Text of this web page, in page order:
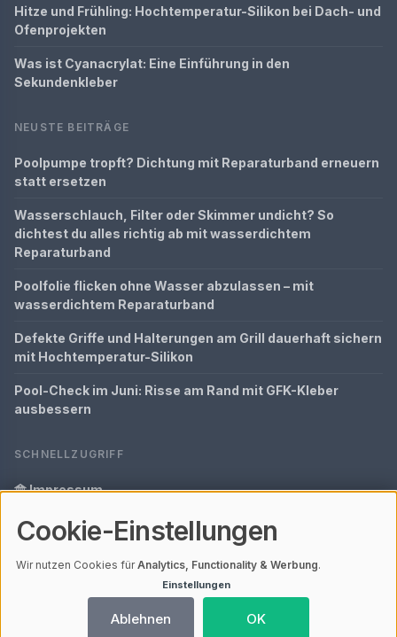
Hitze und Frühling: Hochtemperatur-Silikon bei Dach- und
Ofenprojekten
Was ist Cyanacrylat: Eine Einführung in den
Sekundenkleber
NEUSTE BEITRÄGE
Poolpumpe tropft? Dichtung mit Reparaturband erneuern
statt ersetzen
Wasserschlauch, Filter oder Skimmer undicht? So
dichtest du alles richtig ab mit wasserdichtem
Reparaturband
Poolfolie flicken ohne Wasser abzulassen – mit
wasserdichtem Reparaturband
Defekte Griffe und Halterungen am Grill dauerhaft sichern
mit Hochtemperatur-Silikon
Pool-Check im Juni: Risse am Rand mit GFK-Kleber
ausbessern
SCHNELLZUGRIFF
Impressum
Datenschutz
Ihre Datenschutzeinstellungen
Cookie-Einstellungen
Wir nutzen Cookies fürAnalytics, Functionality & Werbung.
Einstellungen
Ablehnen OK